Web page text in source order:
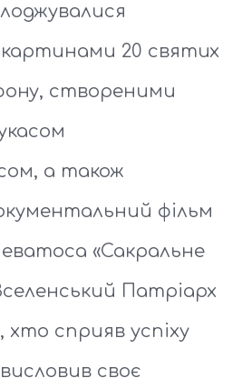
20 святих
створеними
а також
фільм
«Сакральне
Патріарх
хто сприяв успіху
своє